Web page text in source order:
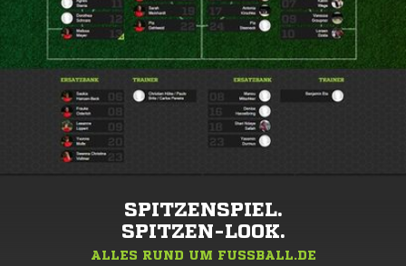
SPITZENSPIEL.
SPITZEN-LOOK.
ALLES RUND UM FUSSBALL.DE